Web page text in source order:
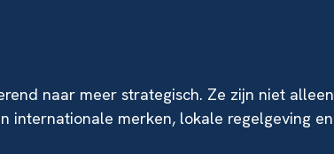
naar meer strategisch. Ze zijn niet alleen
internationale merken, lokale regelgeving en